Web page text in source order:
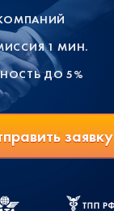
1 МИН.
ДО 5%
заявку